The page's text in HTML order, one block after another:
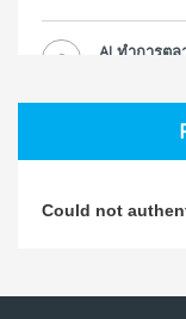
3
AI ทำการต
NO
Koe ในแบบ
Could not